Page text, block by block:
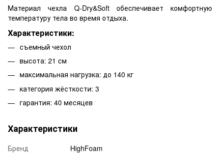
Материал чехла Q-Dry&Soft обеспечивает комфортную
температуру тела во время отдыха.
Характеристики:
съемный чехол
высота: 21 см
максимальная нагрузка: до 140 кг
категория жёсткости: 3
гарантия: 40 месяцев
Характеристики
Бренд
HighFoam